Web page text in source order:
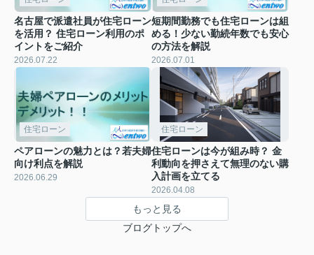
名古屋で派遣社員が住宅ローン
を活用？ 住宅ローン利用のポ
イントをご紹介
2026.07.22
短期間勤務でも住宅ローンは組
める！少ない勤続年数でも安心
の方法を解説
2026.07.01
住宅ローン
ペアローンの魅力とは？若夫婦
向け利点を解説
2026.06.29
住宅ローン
住宅ローンは今が組み時？ 金
利動向を押さえて無理のない購
入計画を立てる
2026.04.08
もっと見る
ブログトップへ